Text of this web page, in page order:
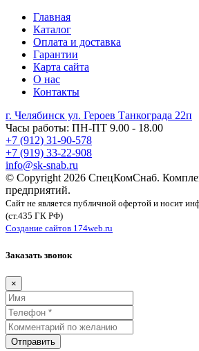
Главная
Каталог
Оплата и доставка
Гарантии
Карта сайта
О нас
Контакты
г. Челябинск ул. Героев Танкограда 22п
Часы работы: ПН-ПТ 9.00 - 18.00
+7 (912) 31-90-578
+7 (919) 33-22-908
info@sk-snab.ru
© Copyright 2026 СпецКомСнаб.
предприятий.
Сайт не является публичной офертой и носит
(ст.435 ГК РФ)
Создание сайтов 174web.ru
Заказать звонок
×
Отправить